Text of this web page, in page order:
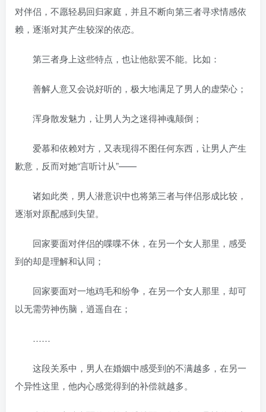
对伴侣，不愿轻易回归家庭，并且不断向第三者寻求情感依
赖，逐渐对其产生较深的依恋。
第三者身上这些特点，也让他欲罢不能。比如：
善解人意又会说好听的，极大地满足了男人的虚荣心；
浑身散发魅力，让男人为之迷得神魂颠倒；
爱慕和依赖对方，又表现得不图任何东西，让男人产生
歉意，反而对她“言听计从”——
诸如此类，男人潜意识中也将第三者与伴侣形成比较，
逐渐对原配感到失望。
回家要面对伴侣的喋喋不休，在另一个女人那里，感受
到的却是理解和认同；
回家要面对一地鸡毛和纷争，在另一个女人那里，却可
以无需劳神伤脑，逍遥自在；
……
这段关系中，男人在婚姻中感受到的不满越多，在另一
个异性这里，他内心感觉得到的补偿就越多。